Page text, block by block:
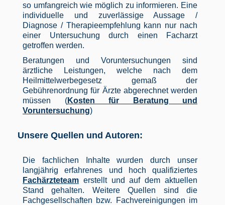
so umfangreich wie möglich zu informieren. Eine
individuelle und zuverlässige Aussage /
Diagnose / Therapieempfehlung kann nur nach
einer Untersuchung durch einen Facharzt
getroffen werden.
Beratungen und Voruntersuchungen sind
ärztliche Leistungen, welche nach dem
Heilmittelwerbegesetz gemaß der
Gebührenordnung für Ärzte abgerechnet werden
müssen (Kosten für Beratung und
Voruntersuchung)
Unsere Quellen und Autoren:
Die fachlichen Inhalte wurden durch unser
langjährig erfahrenes und hoch qualifiziertes
Fachärzteteam erstellt und auf dem aktuellen
Stand gehalten. Weitere Quellen sind die
Fachgesellschaften bzw. Fachvereinigungen im